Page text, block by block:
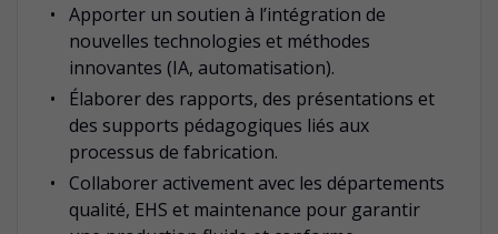
Apporter un soutien à l’intégration de
nouvelles technologies et méthodes
innovantes (IA, automatisation).
Élaborer des rapports, des présentations et
des supports pédagogiques liés aux
processus de fabrication.
Collaborer activement avec les départements
qualité, EHS et maintenance pour garantir